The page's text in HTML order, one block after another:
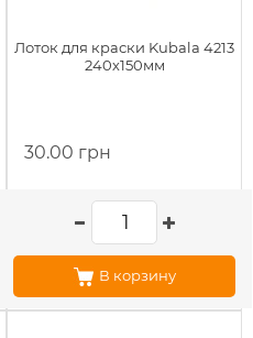
Лоток для краски Kubala 4213
240х150мм
30.00 грн
В корзину